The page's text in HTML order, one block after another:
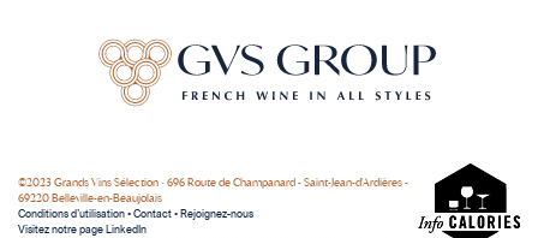
©2023 Grands Vins Sélection • 696 Route de Champanard - Saint-Jean-d'Ardières -
69220 Belleville-en-Beaujolais
Conditions d’utilisation • Contact • Rejoignez-nous
Visitez notre page LinkedIn